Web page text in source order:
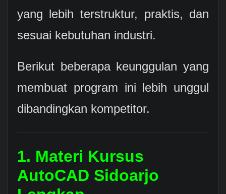
yang lebih terstruktur, praktis, dan
sesuai kebutuhan industri.
Berikut beberapa keunggulan yang
membuat program ini lebih unggul
dibandingkan kompetitor.
1. Materi Kursus
AutoCAD Sidoarjo